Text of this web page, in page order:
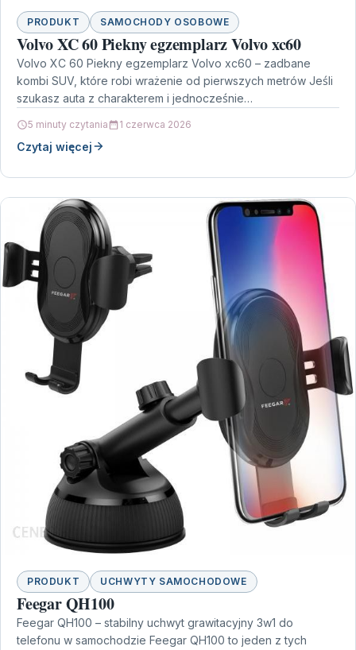
PRODUKT SAMOCHODY OSOBOWE
Volvo XC 60 Piekny egzemplarz Volvo xc60
Volvo XC 60 Piekny egzemplarz Volvo xc60 – zadbane
kombi SUV, które robi wrażenie od pierwszych metrów Jeśli
szukasz auta z charakterem i jednocześnie…
5 minuty czytania 1 czerwca 2026
Czytaj więcej
PRODUKT UCHWYTY SAMOCHODOWE
Feegar QH100
Feegar QH100 – stabilny uchwyt grawitacyjny 3w1 do
telefonu w samochodzie Feegar QH100 to jeden z tych